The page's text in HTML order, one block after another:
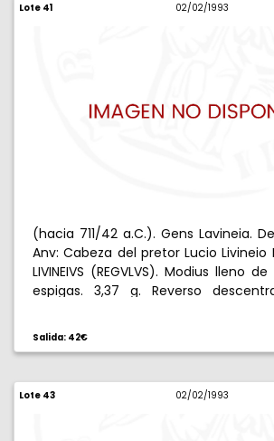
Lote 41 02/02/1993
(hacia 711/42 a.C.). Gens Lavineia.
Anv: Cabeza del pretor Lucio Livineio
LIVINEIVS (REGVLVS). Modius lleno
espigas. 3,37 g. Reverso
Salida: 42€
Lote 43 02/02/1993